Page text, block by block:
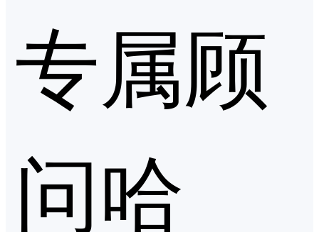
专属顾
问哈